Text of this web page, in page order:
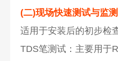
(二)现场快速测试与监测
适用于安装后的初步检
TDS笔测试：主要用于